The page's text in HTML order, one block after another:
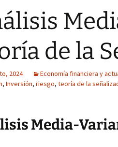
de la
2024 Economía financiera y
, Inversión, riesgo, teoría de la
Media-